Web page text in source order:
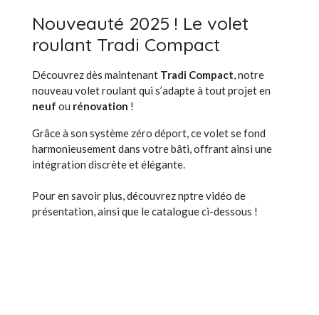
Nouveauté 2025 ! Le volet
roulant Tradi Compact
Découvrez dès maintenant Tradi Compact, notre
nouveau volet roulant qui s’adapte à tout projet en
neuf ou rénovation !
Grâce à son système zéro déport, ce volet se fond
harmonieusement dans votre bâti, offrant ainsi une
intégration discrète et élégante.
Pour en savoir plus, découvrez nptre vidéo de
présentation, ainsi que le catalogue ci-dessous !